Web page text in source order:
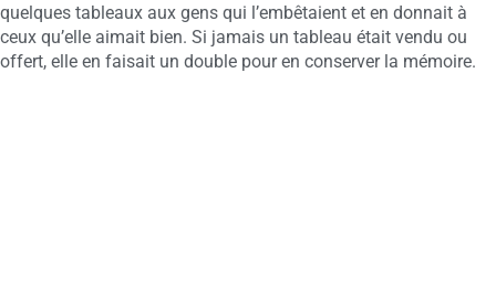
quelques tableaux aux gens qui l’embêtaient et en donnait à
ceux qu’elle aimait bien. Si jamais un tableau était vendu ou
offert, elle en faisait un double pour en conserver la mémoire.